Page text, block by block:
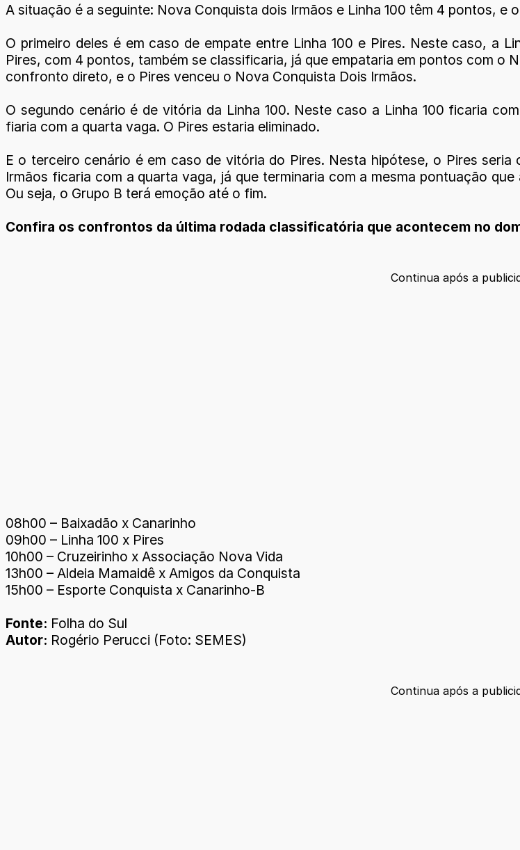
A situação é a seguinte: Nova Conquista dois Irmãos e Linha 100 têm 4 pontos,
O primeiro deles é em caso de empate entre Linha 100 e Pires. Neste caso, a
Pires, com 4 pontos, também se classificaria, já que empataria em pontos com o
confronto direto, e o Pires venceu o Nova Conquista Dois Irmãos.
O segundo cenário é de vitória da Linha 100. Neste caso a Linha 100 ficaria
fiaria com a quarta vaga. O Pires estaria eliminado.
E o terceiro cenário é em caso de vitória do Pires. Nesta hipótese, o Pires
Irmãos ficaria com a quarta vaga, já que terminaria com a mesma pontuação
Ou seja, o Grupo B terá emoção até o fim.
Confira os confrontos da última rodada classificatória que acontecem no
Continua após a
08h00 – Baixadão x Canarinho
09h00 – Linha 100 x Pires
10h00 – Cruzeirinho x Associação Nova Vida
13h00 – Aldeia Mamaidê x Amigos da Conquista
15h00 – Esporte Conquista x Canarinho-B
Fonte: Folha do Sul
Autor: Rogério Perucci (Foto: SEMES)
Continua após a